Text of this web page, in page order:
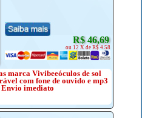
R$ 46,69
ou 12 X de R$ 4.58
marca Vivibeeóculos de sol
com fone de ouvido e mp3
imediato